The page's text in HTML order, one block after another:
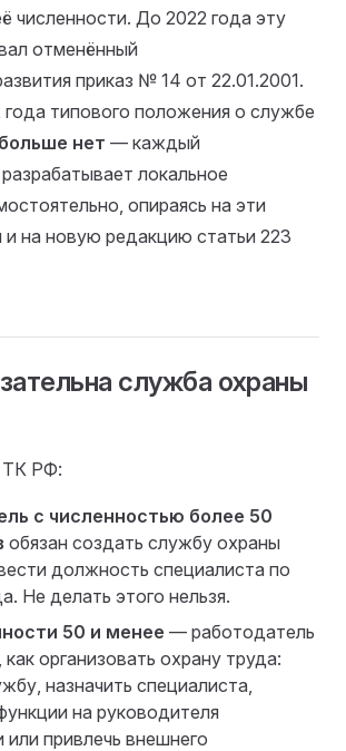
численности. До 2022 года эту
отменённый
приказ № 14 от 22.01.2001.
года типового положения о службе
больше нет — каждый
локальное
опираясь на эти
на новую редакцию статьи 223
служба охраны
ТК РФ:
с численностью более 50
обязан создать службу охраны
должность специалиста по
Не делать этого нельзя.
50 и менее — работодатель
организовать охрану труда:
назначить специалиста,
на руководителя
или привлечь внешнего